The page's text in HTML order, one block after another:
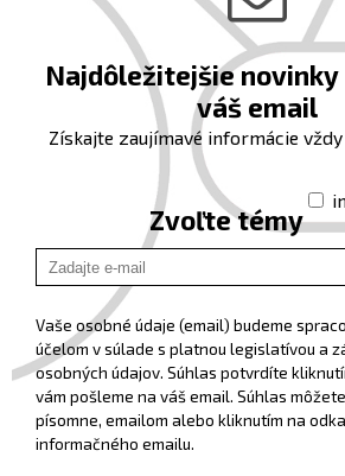
Najdôležitejšie novinky
váš email
Získajte zaujímavé informácie
Zvoľte témy
Vaše osobné údaje (email) budeme
účelom v súlade s platnou legislatívou a
osobných údajov. Súhlas potvrdíte
vám pošleme na váš email. Súhlas
písomne, emailom alebo kliknutím na
informačného emailu.